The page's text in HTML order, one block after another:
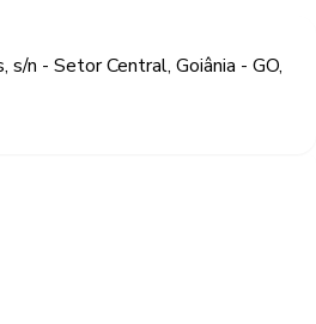
s/n - Setor Central, Goiânia - GO,